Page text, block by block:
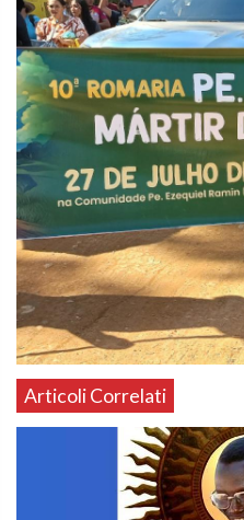
Articoli Correlati